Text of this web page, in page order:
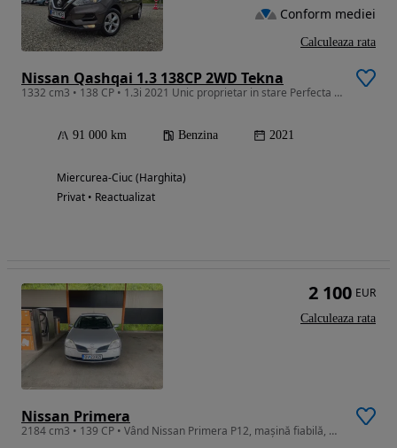
Nissan Qashqai 1.3 138CP 2WD Tekna
1332 cm3 • 138 CP • 1.3i 2021 Unic proprietar in stare Perfecta de functionare!
91 000 km Benzina 2021
Miercurea-Ciuc (Harghita)
Privat • Reactualizat
Conform mediei
Calculeaza rata
Nissan Primera
2184 cm3 • 139 CP • Vând Nissan Primera P12, mașină fiabilă, economică și foarte confortab
2 100 EUR
Calculeaza rata